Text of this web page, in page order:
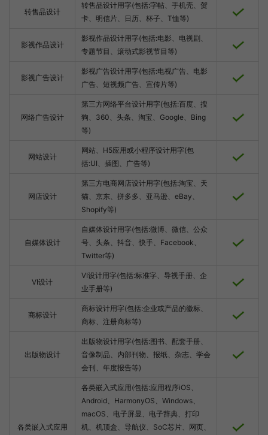
转售品设计
转售品设计用字(包括:字帖、手机壳、贺
卡、明信片、日历、杯子、T恤等)
影视作品设计
影视作品设计用字(包括:电影、电视剧、
专题节目、滚动式影视节目等)
影视广告设计
影视广告设计用字(包括:电视广告、电影
广告、短视频广告、宣传片等)
网络广告设计
第三方网络平台设计用字(包括:百度、搜
狗、360、头条、淘宝、Google、Bing
等)
网站设计
网站、H5应用或小程序设计用字(包
括:UI、插图、广告等)
网店设计
第三方电商网店设计用字(包括:淘宝、天
猫、京东、拼多多、亚马逊、eBay、
Shopify等)
自媒体设计
自媒体设计用字(包括:微博、微信、公众
号、头条、抖音、快手、Facebook、
Twitter等)
VI设计
VI设计用字(包括:标准字、导视手册、企
业手册等)
商标设计
商标设计用字(包括:企业或产品的徽标、
商标、注册商标等)
出版物设计
出版物设计用字(包括:图书、配套手册、
音像制品、内部刊物、报纸、杂志、学会
会刊、年度报告等)
各类嵌入式应用
各类嵌入式应用(包括:应用程序iOS、
Android、HarmonyOS、Windows、
macOS、电子屏显、电子辞典、打印
机、机顶盒、导航仪、SoC芯片、网页、